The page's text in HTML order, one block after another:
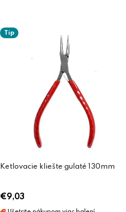
Tip
Ketlovacie kliešte guľaté 130mm
€9,03